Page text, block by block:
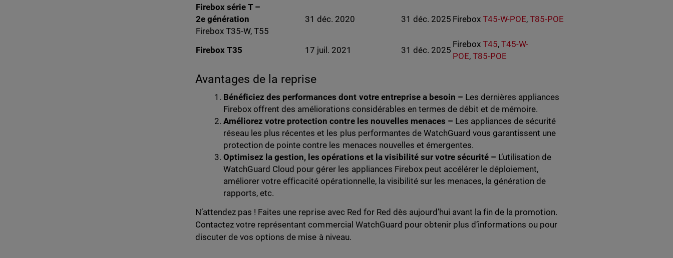
Firebox série T –
2e génération
Firebox T35-W, T55
31 déc. 2020 31 déc. 2025 FireboxT45-W-POE,T85-POE
Firebox T35 17 juil. 2021 31 déc. 2025
FireboxT45,T45-W-
POE,T85-POE
Avantages de la reprise
Bénéficiez des performances dont votre entreprise a besoin – Les dernières appliances
Firebox offrent des améliorations considérables en termes de débit et de mémoire.
Améliorez votre protection contre les nouvelles menaces – Les appliances de sécurité
réseau les plus récentes et les plus performantes de WatchGuard vous garantissent une
protection de pointe contre les menaces nouvelles et émergentes.
Optimisez la gestion, les opérations et la visibilité sur votre sécurité – L’utilisation de
WatchGuard Cloud pour gérer les appliances Firebox peut accélérer le déploiement,
améliorer votre efficacité opérationnelle, la visibilité sur les menaces, la génération de
rapports, etc.
N’attendez pas ! Faites une reprise avec Red for Red dès aujourd’hui avant la fin de la promotion.
Contactez votre représentant commercial WatchGuard pour obtenir plus d’informations ou pour
discuter de vos options de mise à niveau.